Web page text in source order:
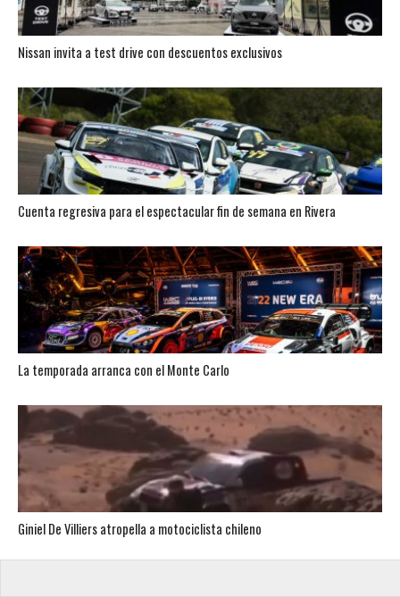
Nissan invita a test drive con descuentos exclusivos
Cuenta regresiva para el espectacular fin de semana en Rivera
La temporada arranca con el Monte Carlo
Giniel De Villiers atropella a motociclista chileno